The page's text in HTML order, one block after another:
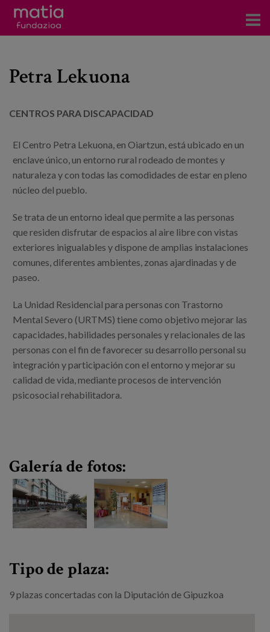
Servicios
Noticias
Blog
Prensa
Trabaja con nosotros
es
eu
Petra Lekuona
CENTROS PARA DISCAPACIDAD
El Centro Petra Lekuona, en Oiartzun, está ubicado en un
enclave único, un entorno rural rodeado de montes y
naturaleza y con todas las comodidades de estar en pleno
núcleo del pueblo.
Se trata de un entorno ideal que permite a las personas
que residen disfrutar de espacios al aire libre con vistas
exteriores inigualables y dispone de amplias instalaciones
comunes, diferentes ambientes, zonas ajardinadas y de
paseo.
La Unidad Residencial para personas con Trastorno
Mental Severo (URTMS) tiene como objetivo mejorar las
capacidades, habilidades personales y relacionales de las
personas con el fin de favorecer su desarrollo personal su
integración y participación con el entorno y mejorar su
calidad de vida, mediante procesos de intervención
psicosocial rehabilitadora.
Galería de fotos:
Tipo de plaza:
9 plazas concertadas con la Diputación de Gipuzkoa